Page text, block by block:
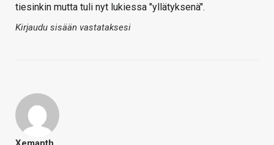
tiesinkin mutta tuli nyt lukiessa "yllätyksenä".
Kirjaudu sisään vastataksesi